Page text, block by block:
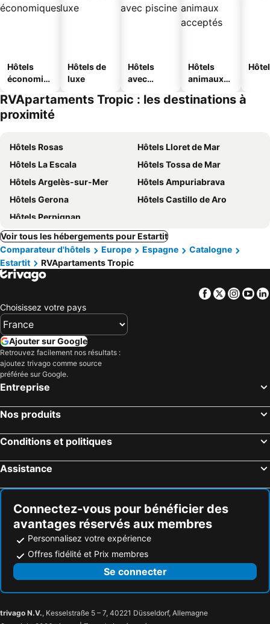
Hôtels
économiq
Hôtels de
luxe
Hôtels
avec
Hôtels
animaux
RVApartaments Tropic : les destinations à
proximité
Hôtels Rosas
Hôtels Lloret de Mar
Hôtels La Escala
Hôtels Tossa de Mar
Hôtels Argelès-sur-Mer
Hôtels Ampuriabrava
Hôtels Gerona
Hôtels Castillo de Aro
Hôtels Perpignan
Voir tous les hébergements pour Estartit
Comparateur d'hôtels
Europe Espagne
Catalogne
Estartit
RVApartaments Tropic
Facebook
Twitter
Choisissez votre pays
Ajouter sur Google
Retrouvez facilement nos résultats :
ajoutez trivago comme source
préférée sur Google.
Entreprise
Nos produits
Conditions et politiques
Assistance
Connectez-vous pour bénéficier des
avantages réservés aux membres
Personnalisez votre expérience
Offres fidélité et Prix membres
Se connecter
trivago N.V., Kesselstraße 5 – 7, 40221 Düsseldorf, Allemagne